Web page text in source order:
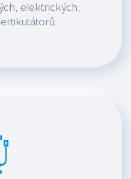
elektrických,